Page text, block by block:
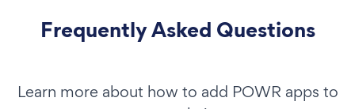
Frequently Asked Questions
Learn more about how to add POWR apps to